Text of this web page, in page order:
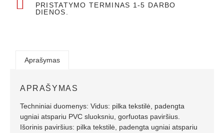
PRISTATYMO TERMINAS 1-5 DARBO
DIENOS.
Aprašymas
APRAŠYMAS
Techniniai duomenys: Vidus: pilka tekstilė, padengta
ugniai atspariu PVC sluoksniu, gorfuotas paviršius.
Išorinis paviršius: pilka tekstilė, padengta ugniai atspariu